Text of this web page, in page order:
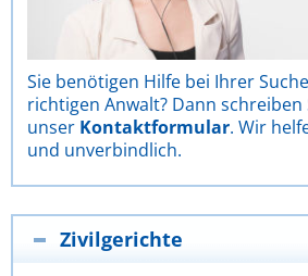
Sie benötigen Hilfe bei Ihrer
richtigen Anwalt? Dann schreiben
unser Kontaktformular. Wir
und unverbindlich.
Zivilgerichte